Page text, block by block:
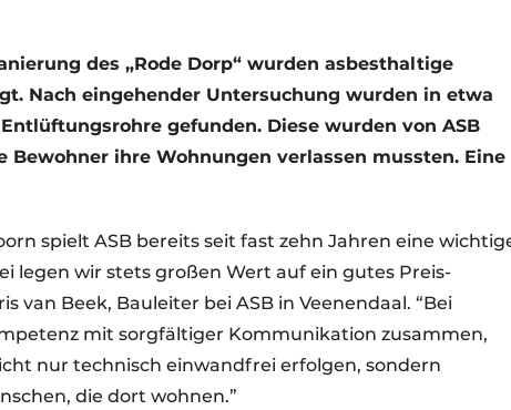
des „Rode Dorp“ wurden asbesthaltige
Nach eingehender Untersuchung wurden in etwa
gefunden. Diese wurden von ASB
Bewohner ihre Wohnungen verlassen mussten. Eine
spielt ASB bereits seit fast zehn Jahren eine
legen wir stets großen Wert auf ein gutes Preis-
van Beek, Bauleiter bei ASB in Veenendaal. “Bei
mit sorgfältiger Kommunikation zusammen,
nur technisch einwandfrei erfolgen, sondern
die dort wohnen.”